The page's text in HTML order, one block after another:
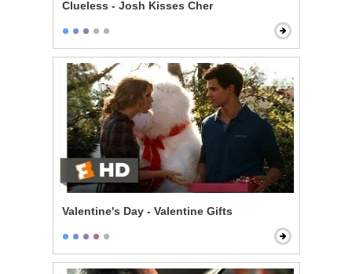
Clueless - Josh Kisses Cher
Valentine's Day - Valentine Gifts